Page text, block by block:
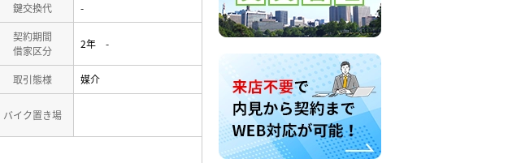
鍵交換代 -
契約期間
借家区分
2年 -
取引態様 媒介
バイク置き場